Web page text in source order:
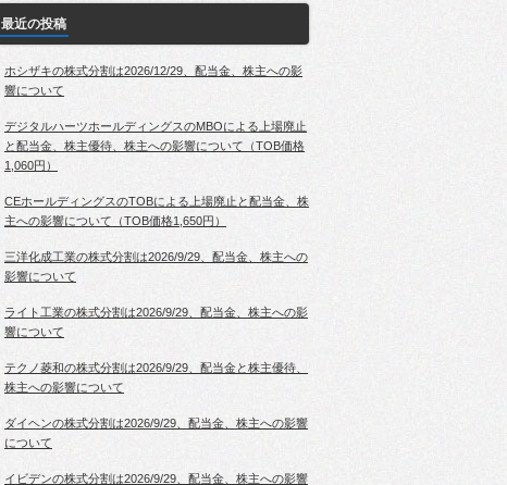
最近の投稿
ホシザキの株式分割は2026/12/29、配当金、株主への影
響について
デジタルハーツホールディングスのMBOによる上場廃止
と配当金、株主優待、株主への影響について（TOB価格
1,060円）
CEホールディングスのTOBによる上場廃止と配当金、株
主への影響について（TOB価格1,650円）
三洋化成工業の株式分割は2026/9/29、配当金、株主への
影響について
ライト工業の株式分割は2026/9/29、配当金、株主への影
響について
テクノ菱和の株式分割は2026/9/29、配当金と株主優待、
株主への影響について
ダイヘンの株式分割は2026/9/29、配当金、株主への影響
について
イビデンの株式分割は2026/9/29、配当金、株主への影響